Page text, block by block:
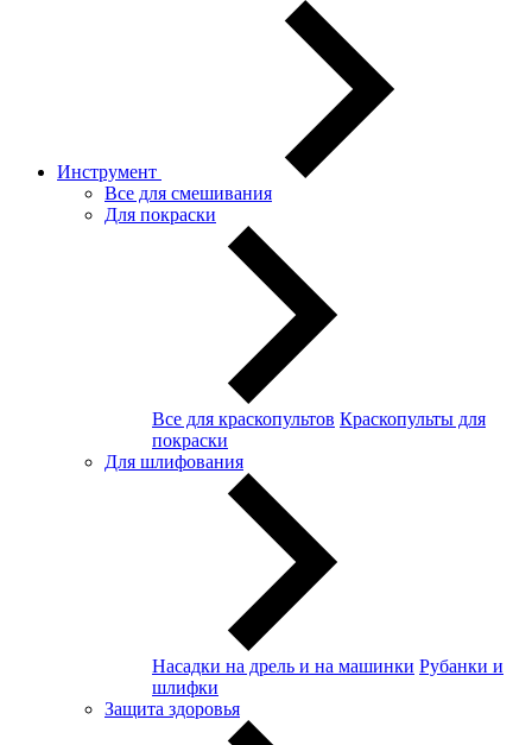
Инструмент
Все для смешивания
Для покраски
Все для краскопультов Краскопульты для
покраски
Для шлифования
Насадки на дрель и на машинки Рубанки и
шлифки
Защита здоровья